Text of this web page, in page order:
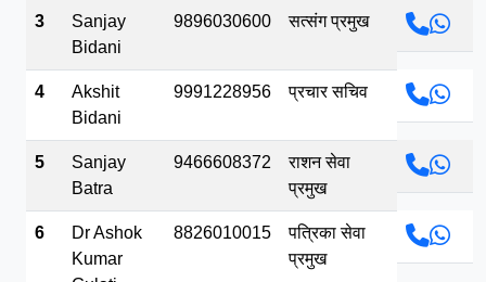
3
Sanjay
Bidani
9896030600 सत्संग प्रमुख
4
Akshit
Bidani
9991228956 प्रचार सचिव
5
Sanjay
Batra
9466608372
राशन सेवा
प्रमुख
6
Dr Ashok
Kumar
8826010015
पत्रिका सेवा
प्रमुख